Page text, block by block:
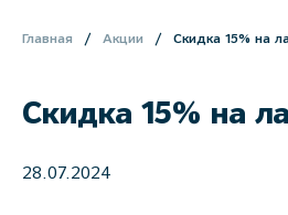
Главная Акции Скидка 15% на
Скидка 15% на
28.07.2024